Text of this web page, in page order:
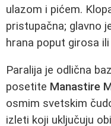
ulazom i pićem.
pristupačna; glavno
hrana poput girosa
Paralija je odlična
posetite Manastire
osmim svetskim
izleti koji uključuju